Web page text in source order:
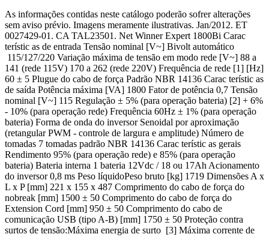
As informações contidas neste catálogo poderão sofrer alterações
sem aviso prévio. Imagens meramente ilustrativas. Jan/2012. ET
0027429-01. CA TAL23501. Net Winner Expert 1800Bi Carac
terístic as de entrada Tensão nominal [V~] Bivolt automático
115/127/220 Variação máxima de tensão em modo rede [V~] 88 a
141 (rede 115V) 170 a 262 (rede 220V) Frequência de rede [1] [Hz]
60 ± 5 Plugue do cabo de força Padrão NBR 14136 Carac terístic as
de saída Potência máxima [VA] 1800 Fator de potência 0,7 Tensão
nominal [V~] 115 Regulação ± 5% (para operação bateria) [2] + 6%
- 10% (para operação rede) Frequência 60Hz ± 1% (para operação
bateria) Forma de onda do inversor Senoidal por aproximação
(retangular PWM - controle de largura e amplitude) Número de
tomadas 7 tomadas padrão NBR 14136 Carac terístic as gerais
Rendimento 95% (para operação rede) e 85% (para operação
bateria) Bateria interna 1 bateria 12Vdc / 18 ou 17Ah Acionamento
do inversor 0,8 ms Peso líquidoPeso bruto [kg] 1719 Dimensões A x
L x P [mm] 221 x 155 x 487 Comprimento do cabo de força do
nobreak [mm] 1500 ± 50 Comprimento do cabo de força do
Extension Cord [mm] 950 ± 50 Comprimento do cabo de
comunicação USB (tipo A-B) [mm] 1750 ± 50 Proteção contra
surtos de tensão:Máxima energia de surto [3] Máxima corrente de